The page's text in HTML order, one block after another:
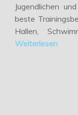
Jugendlichen
beste
Hallen,
Weiterlesen